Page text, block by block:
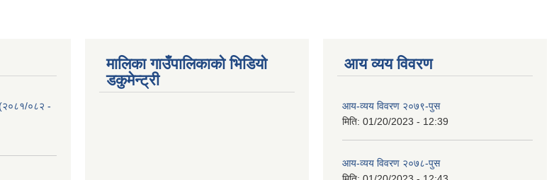
(२०८१/०८२ -
मालिका गाउँपालिकाको भिडियो
डकुमेन्ट्री
आय व्यय विवरण
आय-व्यय विवरण २०७९-पुस
मिति: 01/20/2023 - 12:39
आय-व्यय विवरण २०७८-पुस